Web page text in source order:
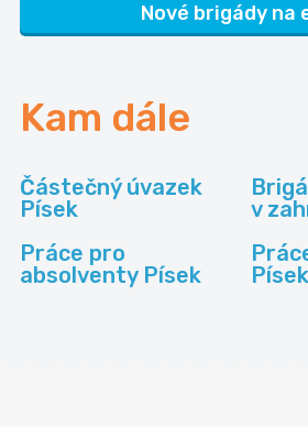
Nové brigády na
Kam dále
Částečný úvazek
Písek
v
Práce pro
absolventy Písek
Písek